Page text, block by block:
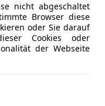
nicht abgeschaltet
Browser diese
oder Sie darauf
Cookies oder
der Webseite
Line" Klima